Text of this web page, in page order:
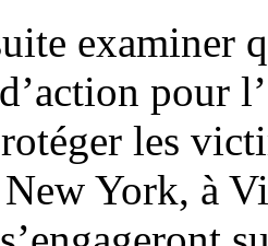
examiner
pour
les
York, à